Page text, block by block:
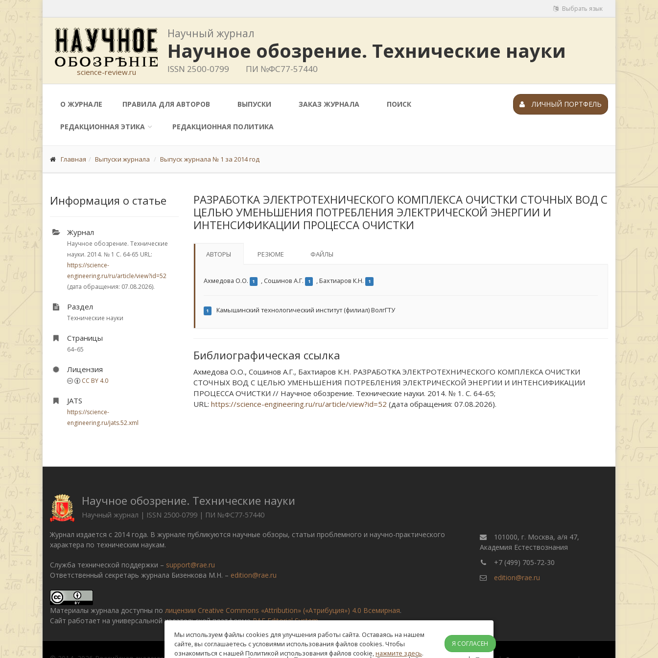
Выбрать язык
science-review.ru
Научный журнал
Научное обозрение. Технические науки
ISSN 2500-0799 ПИ №ФС77-57440
О ЖУРНАЛЕ ПРАВИЛА ДЛЯ АВТОРОВ ВЫПУСКИ ЗАКАЗ ЖУРНАЛА ПОИСК
РЕДАКЦИОННАЯ ЭТИКА РЕДАКЦИОННАЯ ПОЛИТИКА
ЛИЧНЫЙ ПОРТФЕЛЬ
Главная Выпуски журнала Выпуск журнала № 1 за 2014 год
Информация о статье
Журнал
Научное обозрение. Технические
науки. 2014. № 1 С. 64-65 URL:
https://science-
engineering.ru/ru/article/view?id=52
(дата обращения: 07.08.2026).
Раздел
Технические науки
Страницы
64–65
Лицензия
CC BY 4.0
JATS
https://science-
engineering.ru/jats.52.xml
РАЗРАБОТКА ЭЛЕКТРОТЕХНИЧЕСКОГО КОМПЛЕКСА ОЧИСТКИ СТОЧНЫХ ВОД С
ЦЕЛЬЮ УМЕНЬШЕНИЯ ПОТРЕБЛЕНИЯ ЭЛЕКТРИЧЕСКОЙ ЭНЕРГИИ И
ИНТЕНСИФИКАЦИИ ПРОЦЕССА ОЧИСТКИ
АВТОРЫ РЕЗЮМЕ ФАЙЛЫ
Ахмедова О.О. 1 , Сошинов А.Г. 1 ,Бахтиаров К.Н. 1
1 Камышинский технологический институт (филиал) ВолгГТУ
Библиографическая ссылка
Ахмедова О.О., Сошинов А.Г., Бахтиаров К.Н. РАЗРАБОТКА ЭЛЕКТРОТЕХНИЧЕСКОГО КОМПЛЕКСА ОЧИСТКИ
СТОЧНЫХ ВОД С ЦЕЛЬЮ УМЕНЬШЕНИЯ ПОТРЕБЛЕНИЯ ЭЛЕКТРИЧЕСКОЙ ЭНЕРГИИ И ИНТЕНСИФИКАЦИИ
ПРОЦЕССА ОЧИСТКИ // Научное обозрение. Технические науки. 2014. № 1. С. 64-65;
URL: https://science-engineering.ru/ru/article/view?id=52 (дата обращения: 07.08.2026).
Научное обозрение. Технические науки
Научный журнал | ISSN 2500-0799 | ПИ №ФС77-57440
Журнал издается с 2014 года. В журнале публикуются научные обзоры, статьи проблемного и научно-практического
характера по техническим наукам.
Служба технической поддержки – support@rae.ru
Ответственный секретарь журнала Бизенкова М.Н. – edition@rae.ru
101000, г. Москва, а/я 47,
Академия Естествознания
+7 (499) 705-72-30
edition@rae.ru
Материалы журнала доступны по лицензии Creative Commons «Attribution» («Атрибуция») 4.0 Всемирная.
Сайт работает на универсальной издательской платформеRAE Editorial System
Мы используем файлы cookies для улучшения работы сайта. Оставаясь на нашем
сайте, вы соглашаетесь с условиями использования файлов cookies. Чтобы
ознакомиться с нашей Политикой использования файлов cookie,нажмите здесь.
Я СОГЛАСЕН